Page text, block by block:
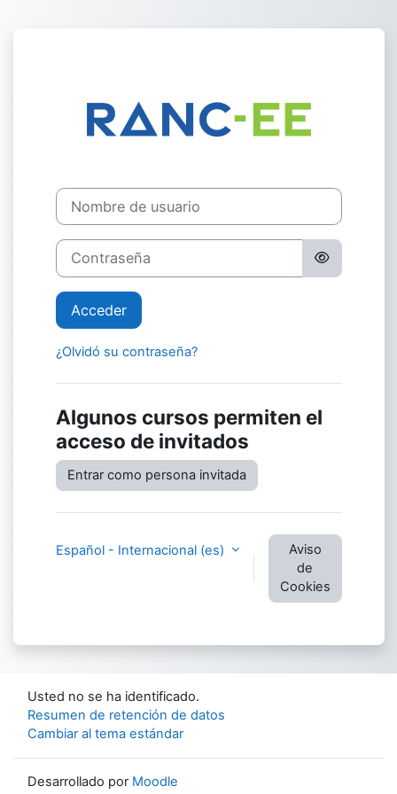
Nombre de usuario
Contraseña
Acceder
¿Olvidó su contraseña?
Algunos cursos permiten el
acceso de invitados
Entrar como persona invitada
Español - Internacional ‎(es)‎
Aviso
de
Cookies
Usted no se ha identificado.
Resumen de retención de datos
Cambiar al tema estándar
Desarrollado por Moodle